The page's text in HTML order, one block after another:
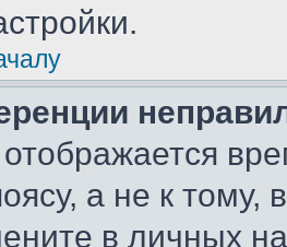
а не к тому,
в личных